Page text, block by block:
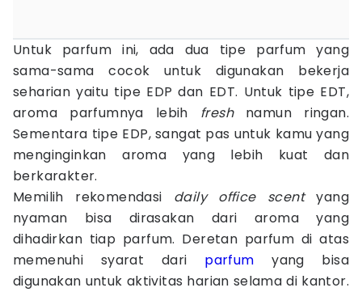
Untuk parfum ini, ada dua tipe parfum yang
sama-sama cocok untuk digunakan bekerja
seharian yaitu tipe EDP dan EDT. Untuk tipe EDT,
aroma parfumnya lebih freshnamun ringan.
Sementara tipe EDP, sangat pas untuk kamu yang
menginginkan aroma yang lebih kuat dan
berkarakter.
Memilih rekomendasi daily office scentyang
nyaman bisa dirasakan dari aroma yang
dihadirkan tiap parfum. Deretan parfum di atas
memenuhi syarat dari parfum yang bisa
digunakan untuk aktivitas harian selama di kantor.